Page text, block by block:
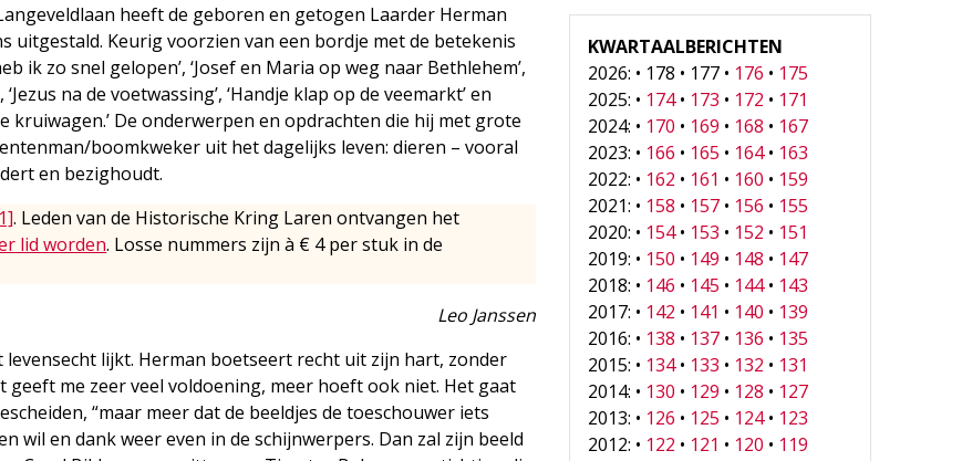
heeft de geboren en getogen Laarder Herman
uitgestald. Keurig voorzien van een bordje met de betekenis
ik zo snel gelopen’, ‘Josef en Maria op weg naar Bethlehem’,
na de voetwassing’, ‘Handje klap op de veemarkt’ en
kruiwagen.’ De onderwerpen en opdrachten die hij met grote
boomkweker uit het dagelijks leven: dieren – vooral
en bezighoudt.
. Leden van de Historische Kring Laren ontvangen het
lid worden. Losse nummers zijn à € 4 per stuk in de
Leo Janssen
lijkt. Herman boetseert recht uit zijn hart, zonder
geeft me zeer veel voldoening, meer hoeft ook niet. Het gaat
“maar meer dat de beeldjes de toeschouwer iets
wil en dank weer even in de schijnwerpers. Dan zal zijn beeld
KWARTAALBERICHTEN
2026: • 178 • 177 • 176 • 175
2025: • 174• 173 • 172 • 171
2024: • 170 • 169 • 168 • 167
2023: • 166 • 165 • 164• 163
2022: • 162 • 161 • 160 • 159
2021: • 158 • 157 • 156 • 155
2020: • 154• 153 • 152 • 151
2019: • 150 • 149 • 148 • 147
2018: • 146 • 145 • 144• 143
2017: • 142 • 141 • 140 • 139
2016: • 138 • 137 • 136 • 135
2015: • 134• 133 • 132 • 131
2014: • 130 • 129 • 128 • 127
2013: • 126 • 125 • 124• 123
2012: • 122 • 121 • 120 • 119